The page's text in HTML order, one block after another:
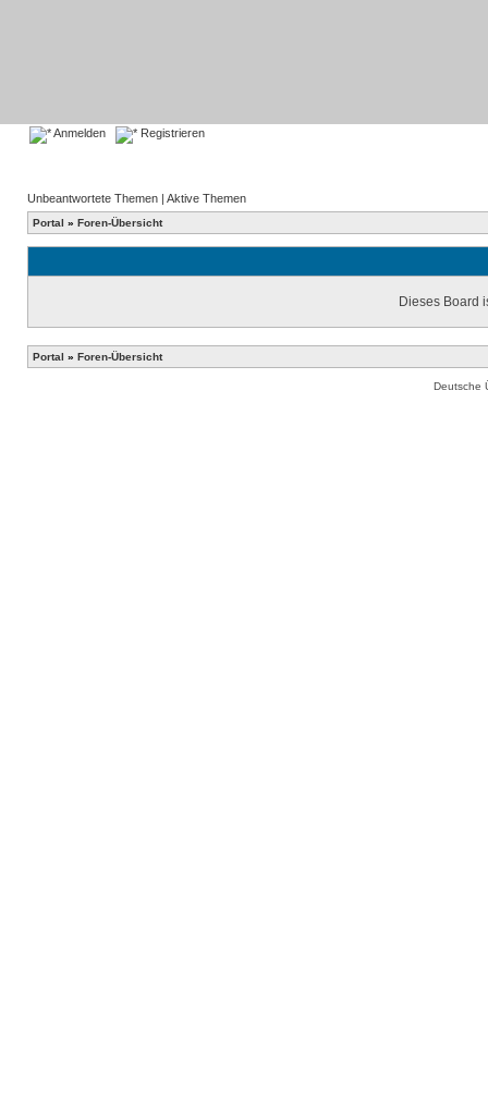
Anmelden Registrieren
Unbeantwortete Themen | Aktive Themen
Portal » Foren-Übersicht
Dieses Board
Portal » Foren-Übersicht
Deutsche